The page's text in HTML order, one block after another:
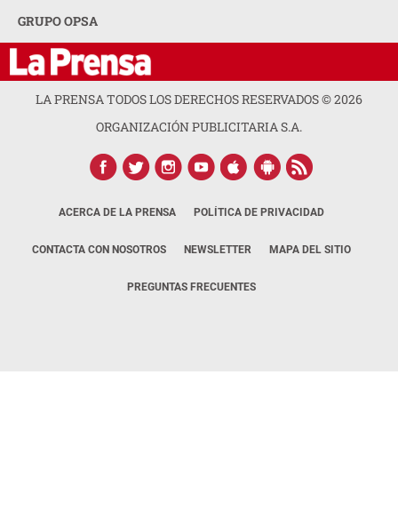
GRUPO OPSA
LA PRENSA TODOS LOS DERECHOS RESERVADOS ©2026
ORGANIZACIÓN PUBLICITARIA S.A.
ACERCA DE LA PRENSA POLÍTICA DE PRIVACIDAD
CONTACTA CON NOSOTROS NEWSLETTER MAPA DEL SITIO
PREGUNTAS FRECUENTES